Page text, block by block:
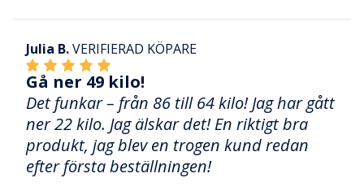
Julia B.VERIFIERAD KÖPARE
Gå ner 49 kilo!
Det funkar – från 86 till 64 kilo! Jag har gått
ner 22 kilo. Jag älskar det! En riktigt bra
produkt, jag blev en trogen kund redan
efter första beställningen!